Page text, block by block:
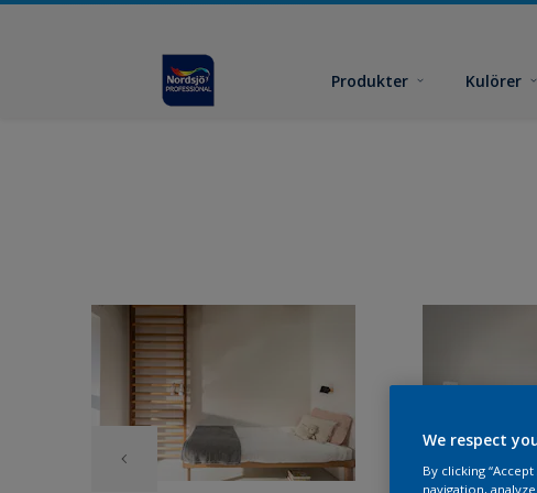
Produkter Kulörer
We respect
By clicking
navigation,